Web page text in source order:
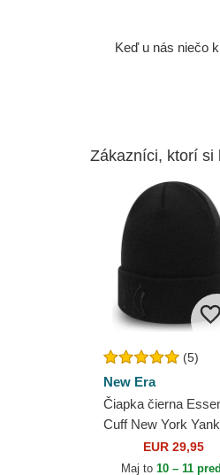
Keď u nás niečo
Zákazníci, ktorí si
(5)
New Era
Čiapka čierna
Cuff New York
MLB New Era
EUR 29,95
Maj to10 – 11